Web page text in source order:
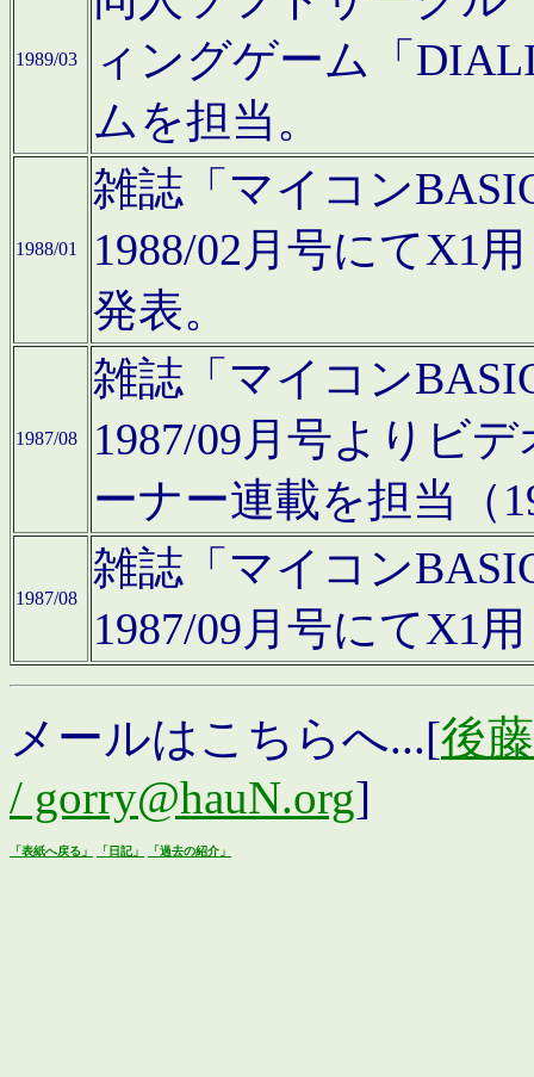
1989/03
ィングゲーム「
ムを担当。
1988/01
雑誌「マイコン
1988/02月号にてX1
発表。
1987/08
雑誌「マイコン
1987/09月号よりビ
ーナー連載を担当（
1987/08
雑誌「マイコン
1987/09月号にてX1
メールはこちらへ...[後
/ gorry@hauN.org]
「表紙へ戻る」 「日記」 「過去の紹介」